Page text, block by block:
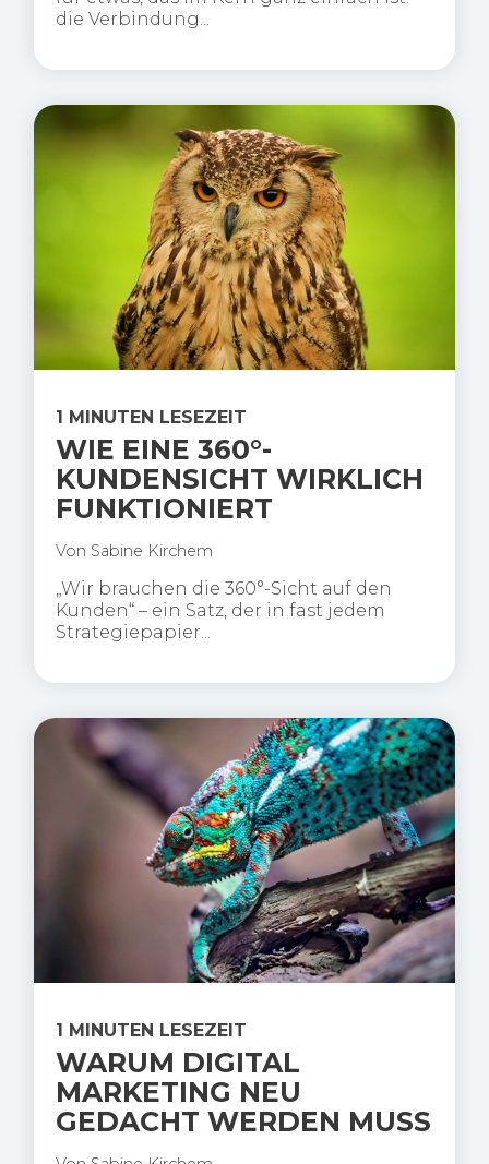
die Verbindung...
1 MINUTEN LESEZEIT
WIE EINE 360°-
KUNDENSICHT WIRKLICH
FUNKTIONIERT
Von Sabine Kirchem
„Wir brauchen die 360°-Sicht auf den
Kunden“ – ein Satz, der in fast jedem
Strategiepapier...
1 MINUTEN LESEZEIT
WARUM DIGITAL
MARKETING NEU
GEDACHT WERDEN MUSS